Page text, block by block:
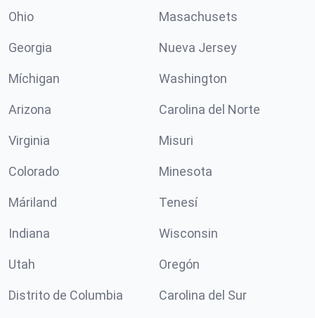
Ohio Masachusets
Georgia Nueva Jersey
Míchigan Washington
Arizona Carolina del Norte
Virginia Misuri
Colorado Minesota
Máriland Tenesí
Indiana Wisconsin
Utah Oregón
Distrito de Columbia Carolina del Sur